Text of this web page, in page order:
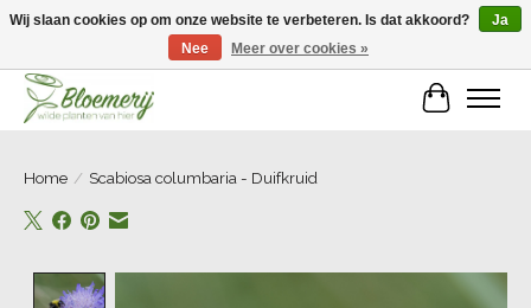
Home / Scabiosa columbaria - Duifkruid
Wij slaan cookies op om onze website te verbeteren. Is dat akkoord?
Ja
Nee
Meer over cookies »